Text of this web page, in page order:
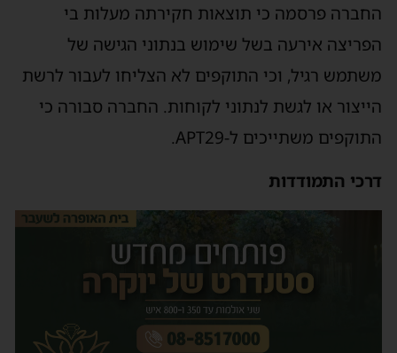
החברה פרסמה כי תוצאות חקירתה מעלות בי
הפריצה אירעה בשל שימוש בנתוני הגישה של
משתמש רגיל, וכי התוקפים לא הצליחו לעבור לרשת
הייצור או לגשת לנתוני לקוחות. החברה סבורה כי
התוקפים משתייכים ל-APT29.‏
דרכי התמודדות